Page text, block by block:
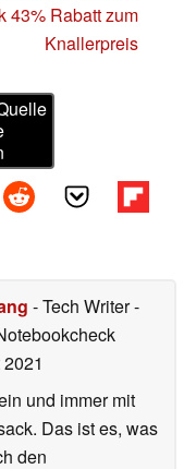
43% Rabatt zum
Knallerpreis
- Tech Writer-
und immer mit
Das ist es, was
den